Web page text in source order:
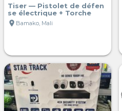
Tiser — Pistolet de défen
se électrique + Torche
location_on Bamako, Mali